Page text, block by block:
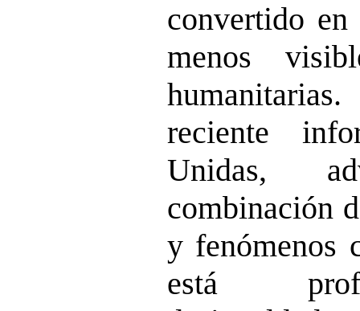
convertido
menos
reciente
Unidas,
combinación
y fenómenos
está